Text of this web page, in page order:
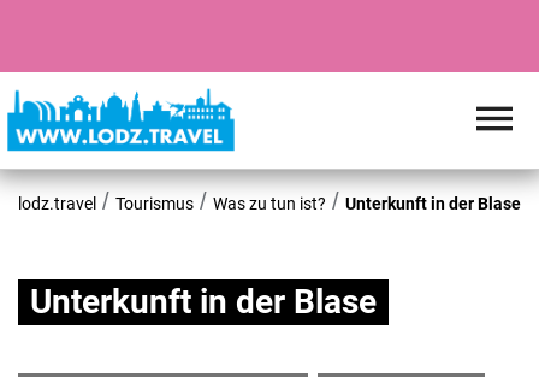
lodz.travel Tourismus Was zu tun ist? Unterkunft in der Blase
Unterkunft in der Blase